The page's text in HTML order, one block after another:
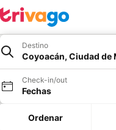
Destino
Coyoacán, Ciudad de
Check-in/out
Fechas
Ordenar